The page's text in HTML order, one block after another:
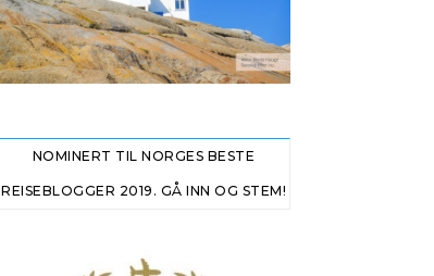
NOMINERT TIL NORGES BESTE
REISEBLOGGER 2019. GÅ INN OG STEM!